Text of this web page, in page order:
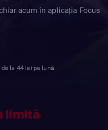
acum în aplicația Focus
la 44 lei pe lună
limită